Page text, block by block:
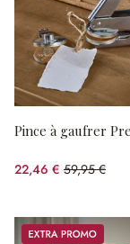
Pince à gaufrer
22,46 € 59,95 €
Promos